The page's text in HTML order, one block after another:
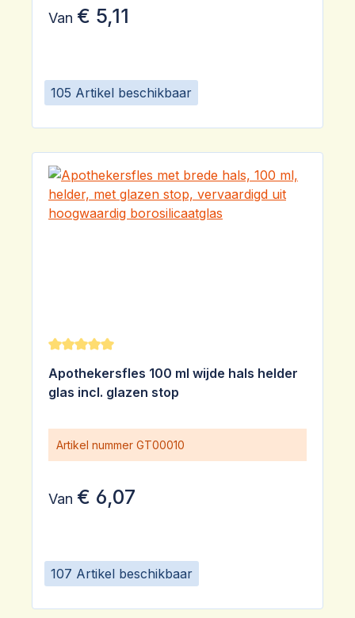
105 Artikel beschikbaar
Van € 5,11
107 Artikel beschikbaar
Gemiddelde waardering van 5 van 5 sterren
Apothekersfles 100 ml wijde hals helder
glas incl. glazen stop
Artikel nummer GT00010
Van € 6,07